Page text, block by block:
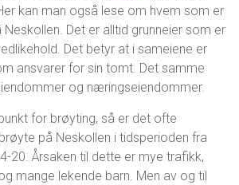
kan man også lese om hvem som er
Det er alltid grunneier som er
Det betyr at i sameiene er
ansvarer for sin tomt. Det samme
og næringseiendommer.
for brøyting, så er det ofte
på Neskollen i tidsperioden fra
20. Årsaken til dette er mye trafikk,
mange lekende barn. Men av og til